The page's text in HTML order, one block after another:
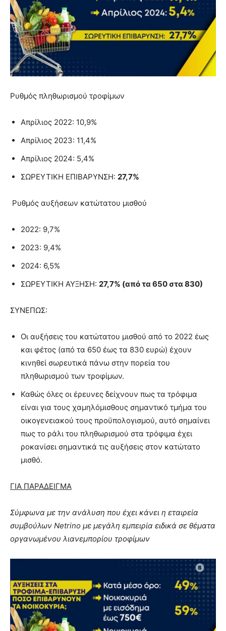
Ρυθμός πληθωρισμού τροφίμων
Απρίλιος 2022: 10,9%
Απρίλιος 2023: 11,4%
Απρίλιος 2024: 5,4%
ΣΩΡΕΥΤΙΚΗ ΕΠΙΒΑΡΥΝΣΗ: 27,7%
Ρυθμός αυξήσεων κατώτατου μισθού
2022: 9,7%
2023: 9,4%
2024: 6,5%
ΣΩΡΕΥΤΙΚΗ ΑΥΞΗΣΗ: 27,7% (από τα 650 στα 830)
ΣΥΝΕΠΩΣ:
Οι αυξήσεις του κατώτατου μισθού από το 2022 έως
και φέτος (από τα 650 έως τα 830 ευρώ) έχουν
κινηθεί σωρευτικά πάνω στην πορεία του
πληθωρισμού των τροφίμων.
Καθώς όλες οι έρευνες δείχνουν πως τα τρόφιμα
είναι για τους χαμηλόμισθους σημαντικό τμήμα του
οικογενειακού τους προϋπολογισμού, αυτό σημαίνει
πως το ράλι του πληθωρισμού στα τρόφιμα έχει
ροκανίσει σημαντικά τις αυξήσεις στον κατώτατο
μισθό.
ΓΙΑ ΠΑΡΑΔΕΙΓΜΑ
Σύμφωνα με την ανάλυση που έχει κάνει η εταιρεία
συμβούλων Netrino με μεγάλη εμπειρία ειδικά σε θέματα
οργανωμένου λιανεμπορίου τροφίμων